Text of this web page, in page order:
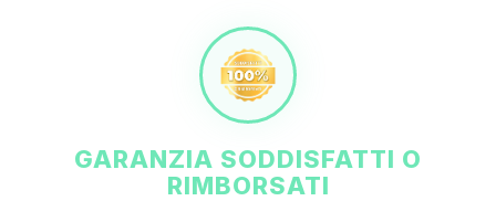
GARANZIA SODDISFATTI O
RIMBORSATI